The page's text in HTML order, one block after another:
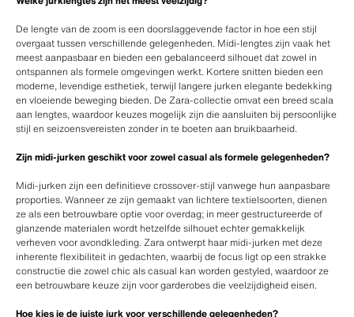
De lengte van de zoom is een doorslaggevende factor in hoe een stijl
overgaat tussen verschillende gelegenheden. Midi-lengtes zijn vaak het
meest aanpasbaar en bieden een gebalanceerd silhouet dat zowel in
ontspannen als formele omgevingen werkt. Kortere snitten bieden een
moderne, levendige esthetiek, terwijl langere jurken elegante bedekking
en vloeiende beweging bieden. De Zara-collectie omvat een breed scala
aan lengtes, waardoor keuzes mogelijk zijn die aansluiten bij persoonlijke
stijl en seizoensvereisten zonder in te boeten aan bruikbaarheid.
Zijn midi-jurken geschikt voor zowel casual als formele gelegenheden?
Midi-jurken zijn een definitieve crossover-stijl vanwege hun aanpasbare
proporties. Wanneer ze zijn gemaakt van lichtere textielsoorten, dienen
ze als een betrouwbare optie voor overdag; in meer gestructureerde of
glanzende materialen wordt hetzelfde silhouet echter gemakkelijk
verheven voor avondkleding. Zara ontwerpt haar midi-jurken met deze
inherente flexibiliteit in gedachten, waarbij de focus ligt op een strakke
constructie die zowel chic als casual kan worden gestyled, waardoor ze
een betrouwbare keuze zijn voor garderobes die veelzijdigheid eisen.
Hoe kies je de juiste jurk voor verschillende gelegenheden?